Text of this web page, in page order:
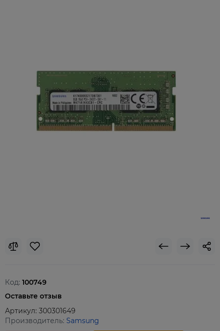
Код: 100749
Оставьте отзыв
Артикул: 300301649
Производитель: Samsung